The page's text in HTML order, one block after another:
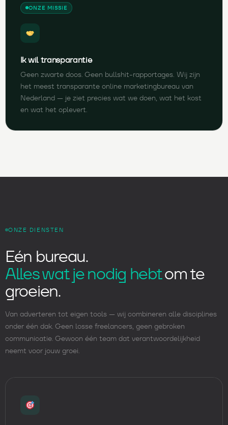
ONZE MISSIE
Ik wil transparantie
Geen zwarte doos. Geen bullshit-rapportages. Wij zijn
het meest transparante online marketingbureau van
Nederland — je ziet precies wat we doen, wat het kost
en wat het oplevert.
ONZE DIENSTEN
Eén bureau.
Alles wat je nodig hebtom te
groeien.
Van adverteren tot eigen tools — wij combineren alle disciplines
onder één dak. Geen losse freelancers, geen gebroken
communicatie. Gewoon één team dat verantwoordelijkheid
neemt voor jouw groei.